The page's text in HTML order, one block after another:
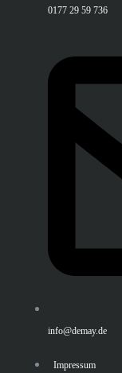
0177 29 59 736
info@demay.de
Impressum